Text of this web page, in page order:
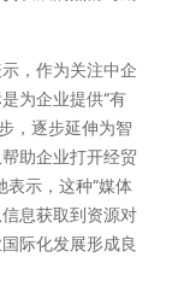
，作为关注中企
为企业提供“有
，逐步延伸为智
助企业打开经贸
表示，这种“媒体
息获取到资源对
际化发展形成良